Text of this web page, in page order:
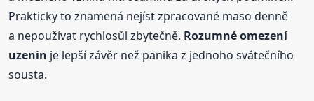
Prakticky to znamená nejíst zpracované maso denně
a nepoužívat rychlosůl zbytečně. Rozumné omezení
uzenin je lepší závěr než panika z jednoho svátečního
sousta.